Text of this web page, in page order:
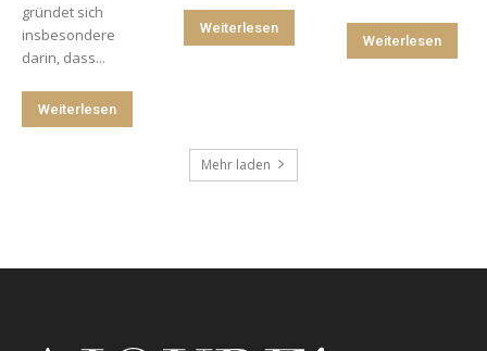
gründet sich
insbesondere
darin, dass...
Weiterlesen
Weiterlesen
Weiterlesen
Mehr laden